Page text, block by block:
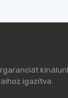
igazítva.